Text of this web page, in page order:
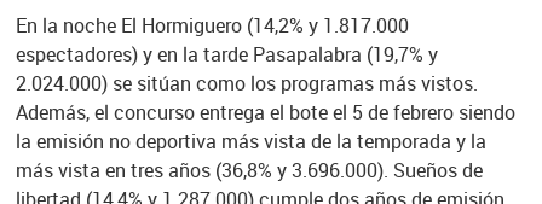
En la noche El Hormiguero (14,2% y 1.817.000
espectadores) y en la tarde Pasapalabra (19,7% y
2.024.000) se sitúan como los programas más vistos.
Además, el concurso entrega el bote el 5 de febrero siendo
la emisión no deportiva más vista de la temporada y la
más vista en tres años (36,8% y 3.696.000). Sueños de